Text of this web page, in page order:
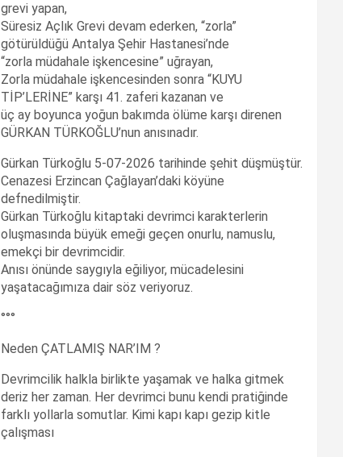
grevi yapan,
Süresiz Açlık Grevi devam ederken, “zorla”
götürüldüğü Antalya Şehir Hastanesi’nde
“zorla müdahale işkencesine” uğrayan,
Zorla müdahale işkencesinden sonra “KUYU
TİP’LERİNE” karşı 41. zaferi kazanan ve
üç ay boyunca yoğun bakımda ölüme karşı direnen
GÜRKAN TÜRKOĞLU’nun anısınadır.
Gürkan Türkoğlu 5-07-2026 tarihinde şehit düşmüştür.
Cenazesi Erzincan Çağlayan’daki köyüne
defnedilmiştir.
Gürkan Türkoğlu kitaptaki devrimci karakterlerin
oluşmasında büyük emeği geçen onurlu, namuslu,
emekçi bir devrimcidir.
Anısı önünde saygıyla eğiliyor, mücadelesini
yaşatacağımıza dair söz veriyoruz.
°°°
Neden ÇATLAMIŞ NAR’IM ?
Devrimcilik halkla birlikte yaşamak ve halka gitmek
deriz her zaman. Her devrimci bunu kendi pratiğinde
farklı yollarla somutlar. Kimi kapı kapı gezip kitle
çalışması